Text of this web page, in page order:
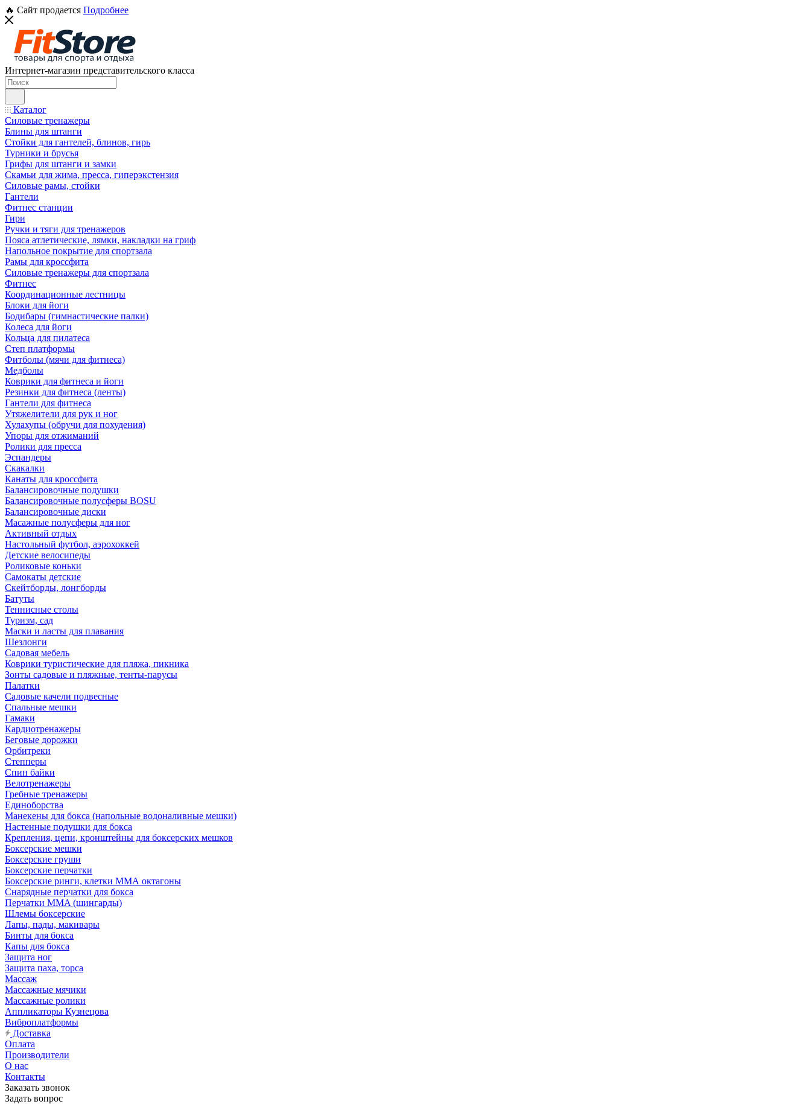
🔥 Сайт продается Подробнее
Интернет-магазин представительского класса
Каталог
Силовые тренажеры
Блины для штанги
Стойки для гантелей, блинов, гирь
Турники и брусья
Грифы для штанги и замки
Скамьи для жима, пресса, гиперэкстензия
Силовые рамы, стойки
Гантели
Фитнес станции
Гири
Ручки и тяги для тренажеров
Пояса атлетические, лямки, накладки на гриф
Напольное покрытие для спортзала
Рамы для кроссфита
Силовые тренажеры для спортзала
Фитнес
Координационные лестницы
Блоки для йоги
Бодибары (гимнастические палки)
Колеса для йоги
Кольца для пилатеса
Степ платформы
Фитболы (мячи для фитнеса)
Медболы
Коврики для фитнеса и йоги
Резинки для фитнеса (ленты)
Гантели для фитнеса
Утяжелители для рук и ног
Хулахупы (обручи для похудения)
Упоры для отжиманий
Ролики для пресса
Эспандеры
Скакалки
Канаты для кроссфита
Балансировочные подушки
Балансировочные полусферы BOSU
Балансировочные диски
Масажные полусферы для ног
Активный отдых
Настольный футбол, аэрохоккей
Детские велосипеды
Роликовые коньки
Самокаты детские
Скейтборды, лонгборды
Батуты
Теннисные столы
Туризм, сад
Маски и ласты для плавания
Шезлонги
Садовая мебель
Коврики туристические для пляжа, пикника
Зонты садовые и пляжные, тенты-парусы
Палатки
Садовые качели подвесные
Спальные мешки
Гамаки
Кардиотренажеры
Беговые дорожки
Орбитреки
Степперы
Спин байки
Велотренажеры
Гребные тренажеры
Единоборства
Манекены для бокса (напольные водоналивные мешки)
Настенные подушки для бокса
Крепления, цепи, кронштейны для боксерских мешков
Боксерские мешки
Боксерские груши
Боксерские перчатки
Боксерские ринги, клетки ММА октагоны
Снарядные перчатки для бокса
Перчатки MMA (шингарды)
Шлемы боксерские
Лапы, пады, макивары
Бинты для бокса
Капы для бокса
Защита ног
Защита паха, торса
Массаж
Массажные мячики
Массажные ролики
Аппликаторы Кузнецова
Виброплатформы
Доставка
Оплата
Производители
О нас
Контакты
Заказать звонок
Задать вопрос